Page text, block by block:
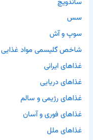
سس
سوپ و آش
شاخص گلیسمی مواد غذایی
غذاهای ایرانی
غذاهای دریایی
غذاهای رژیمی و سالم
غذاهای فوری و آسان
غذاهای ملل